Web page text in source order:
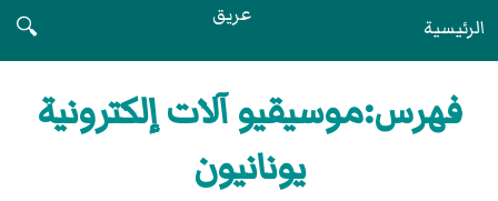
الرئيسية عريق
🔍
فهرس:موسيقيو آلات إلكترونية
يونانيون